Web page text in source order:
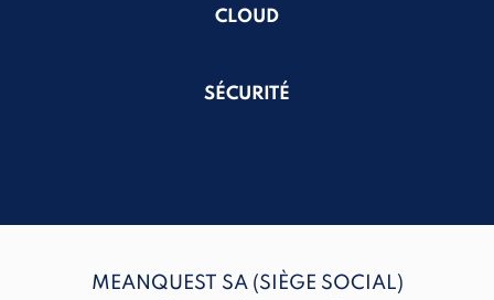
CLOUD
SÉCURITÉ
MEANQUEST SA (SIÈGE SOCIAL)